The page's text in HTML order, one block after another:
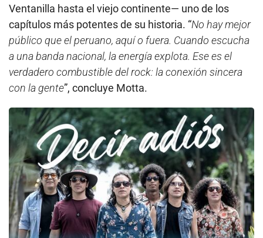
Ventanilla hasta el viejo continente— uno de los
capítulos más potentes de su historia. “No hay mejor
público que el peruano, aquí o fuera. Cuando escucha
a una banda nacional, la energía explota. Ese es el
verdadero combustible del rock: la conexión sincera
con la gente”, concluye Motta.